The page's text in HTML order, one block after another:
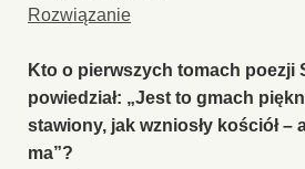
Rozwiązanie
Kto o pierwszych tomach poezji
powiedział: „Jest to gmach
stawiony, jak wzniosły kościół –
ma”?